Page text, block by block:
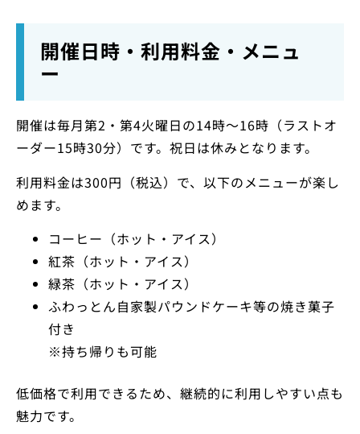
開催日時・利用料金・メニュ
ー
開催は毎月第2・第4火曜日の14時～16時（ラストオ
ーダー15時30分）です。祝日は休みとなります。
利用料金は300円（税込）で、以下のメニューが楽し
めます。
コーヒー（ホット・アイス）
紅茶（ホット・アイス）
緑茶（ホット・アイス）
ふわっとん自家製パウンドケーキ等の焼き菓子
付き
※持ち帰りも可能
低価格で利用できるため、継続的に利用しやすい点も
魅力です。